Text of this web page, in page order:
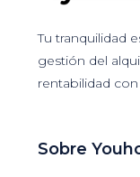
Tu tranquilidad
gestión del
rentabilidad
Sobre